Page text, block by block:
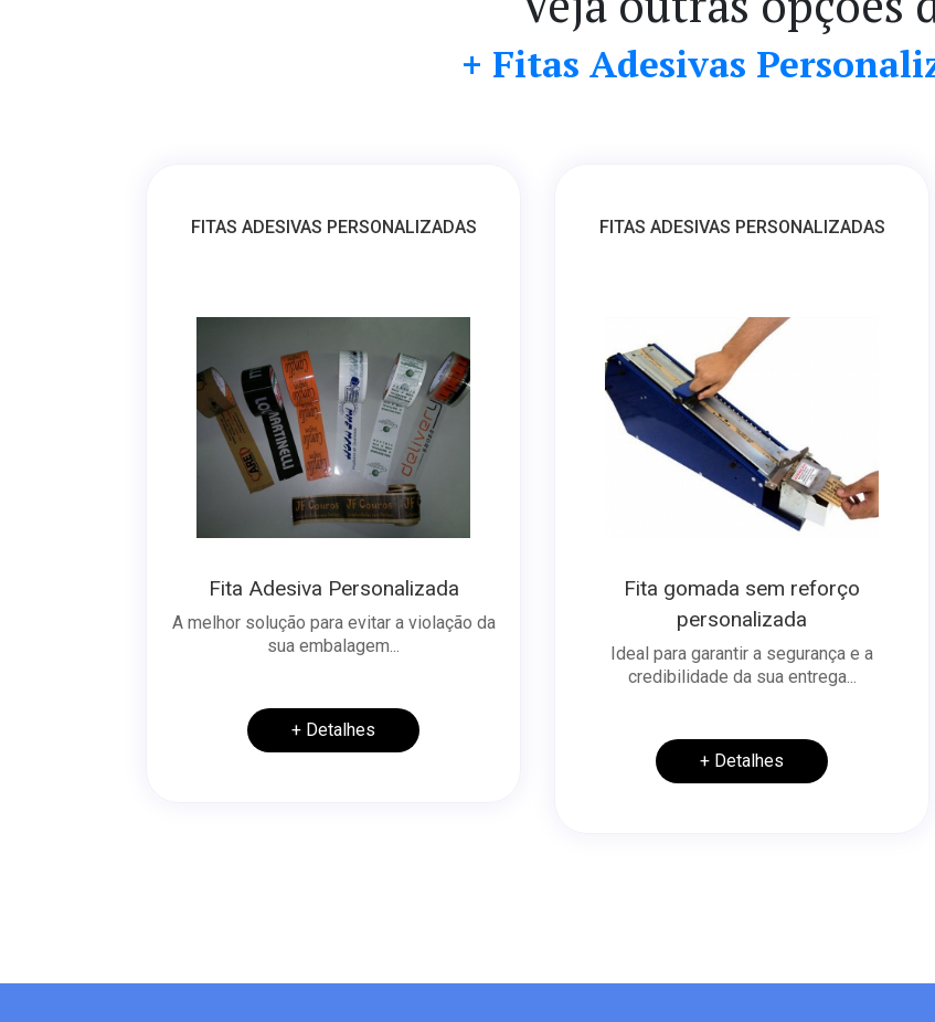
+ Fitas Adesivas
FITAS ADESIVAS PERSONALIZADAS
Fita Adesiva Personalizada
A melhor solução para evitar a violação da
sua embalagem...
+ Detalhes
FITAS ADESIVAS PERSONALIZADAS
Fita gomada sem reforço
personalizada
Ideal para garantir a segurança e a
credibilidade da sua entrega...
+ Detalhes